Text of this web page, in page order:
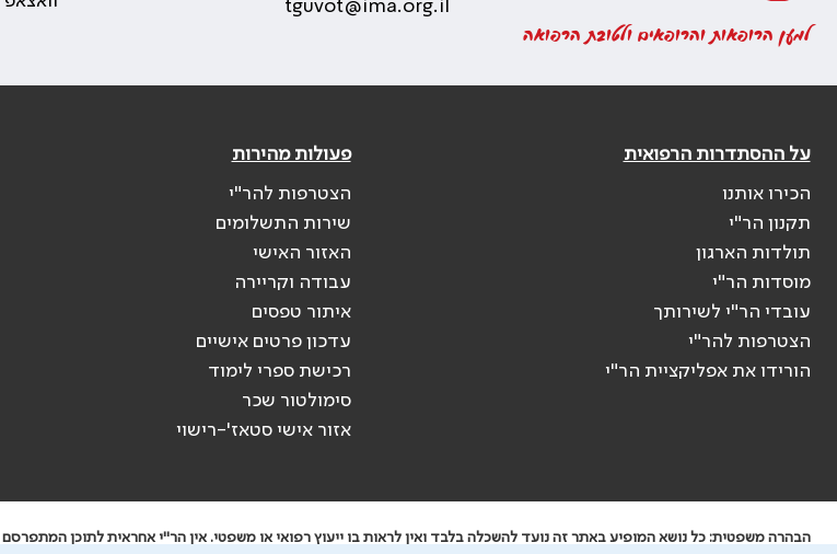
למען הרופאות והרופאים ולטובת הרפואה
tguvot@ima.org.il
על ההסתדרות הרפואית
הכירו אותנו
תקנון הר"י
תולדות הארגון
מוסדות הר"י
עובדי הר"י לשירותך
הצטרפות להר"י
הורידו את אפליקציית הר"י
פעולות מהירות
הצטרפות להר"י
שירות התשלומים
האזור האישי
עבודה וקריירה
איתור טפסים
עדכון פרטים אישיים
רכישת ספרי לימוד
סימולטור שכר
אזור אישי סטאז'-רישוי
הבהרה משפטית: כל נושא המופיע באתר זה נועד להשכלה בלבד ואין לראות בו ייעוץ רפואי או משפטי. אין הר"י אחראית לתוכן